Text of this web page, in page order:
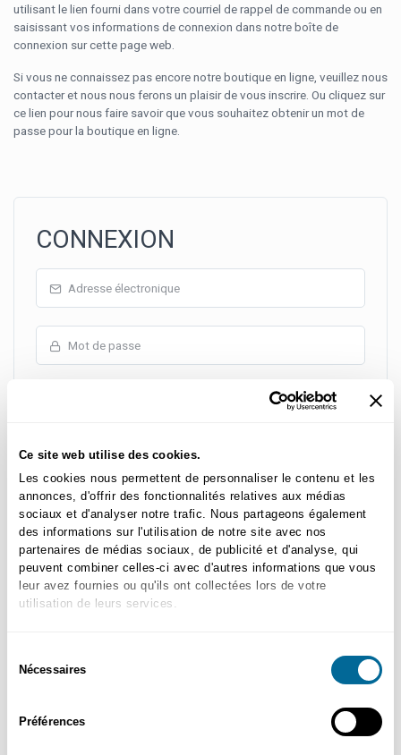
Ce site web utilise des cookies.
Les cookies nous permettent de personnaliser le contenu et les
annonces, d'offrir des fonctionnalités relatives aux médias
sociaux et d'analyser notre trafic. Nous partageons également
des informations sur l'utilisation de notre site avec nos
partenaires de médias sociaux, de publicité et d'analyse, qui
peuvent combiner celles-ci avec d'autres informations que vous
leur avez fournies ou qu'ils ont collectées lors de votre
utilisation de leurs services.
duNécessaires
Préférences
utilisant le lien fourni dans votre courriel de rappel de commande ou en
saisissant vos informations de connexion dans notre boîte de
connexion sur cette page web.
Si vous ne connaissez pas encore notre boutique en ligne, veuillez nous
contacter et nous nous ferons un plaisir de vous inscrire. Ou cliquez sur
ce lien pour nous faire savoir que vous souhaitez obtenir un mot de
passe pour la boutique en ligne.
CONNEXION
Première visite sur maVITRINEvétérinaire?
Créer un nouveau compte